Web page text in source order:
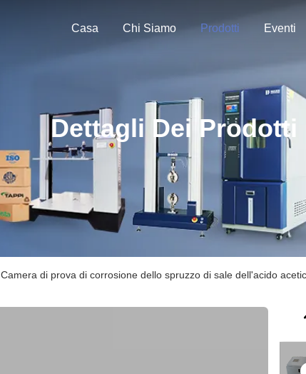
Casa Chi Siamo Prodotti Eventi
Dettagli Dei Prodotti
Camera di prova di corrosione dello spruzzo di sale dell'acido